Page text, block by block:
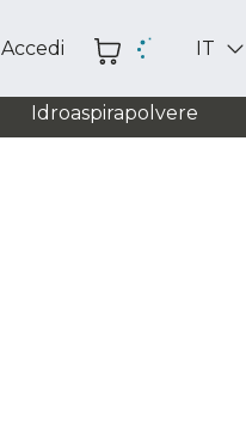
Accedi IT
Idroaspirapolvere